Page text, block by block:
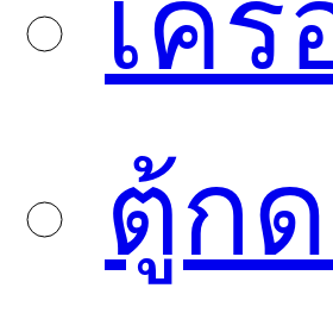
เค
ตู้ก